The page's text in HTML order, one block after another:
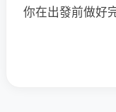
你在出發前做好